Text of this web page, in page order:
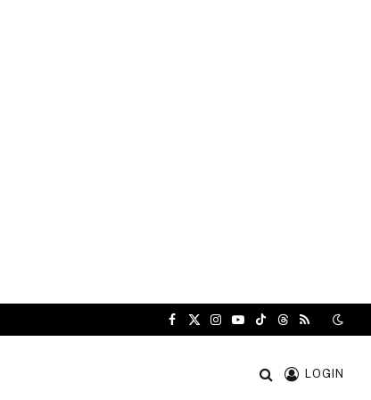
Facebook
X
Instagram
YouTube
TikTokThreads
RSS
LOGIN